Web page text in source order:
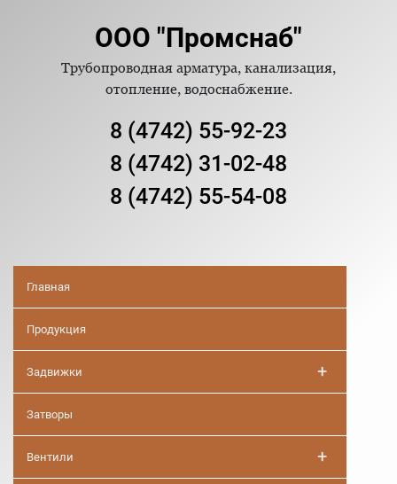
ООО "Промснаб"
Трубопроводная арматура, канализация,
отопление, водоснабжение.
8 (4742) 55-92-23
8 (4742) 31-02-48
8 (4742) 55-54-08
Главная
Продукция
Задвижки +
Затворы
Вентили +